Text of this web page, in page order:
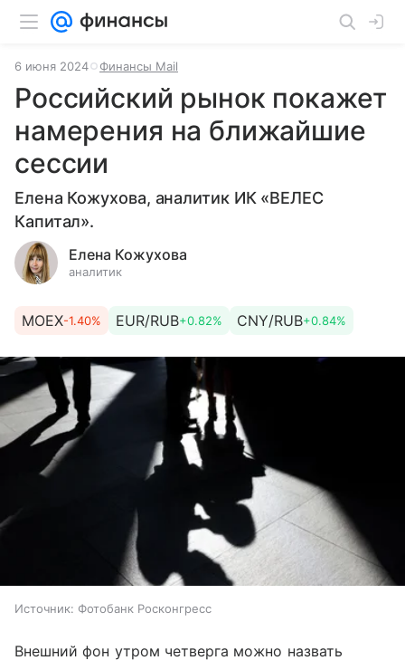
6 июня 2024 Финансы Mail
Российский рынок покажет
намерения на ближайшие
сессии
Елена Кожухова, аналитик ИК «ВЕЛЕС
Капитал».
Елена Кожухова
аналитик
MOEX-1.40% EUR/RUB+0.82% CNY/RUB+0.84%
Источник: Фотобанк Росконгресс
Внешний фон утром четверга можно назвать